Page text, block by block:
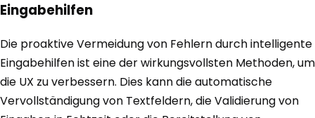
Eingabehilfen
Die proaktive Vermeidung von Fehlern durch intelligente
Eingabehilfen ist eine der wirkungsvollsten Methoden, um
die UX zu verbessern. Dies kann die automatische
Vervollständigung von Textfeldern, die Validierung von